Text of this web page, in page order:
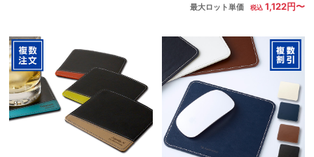
最大ロット単価
1,122円〜